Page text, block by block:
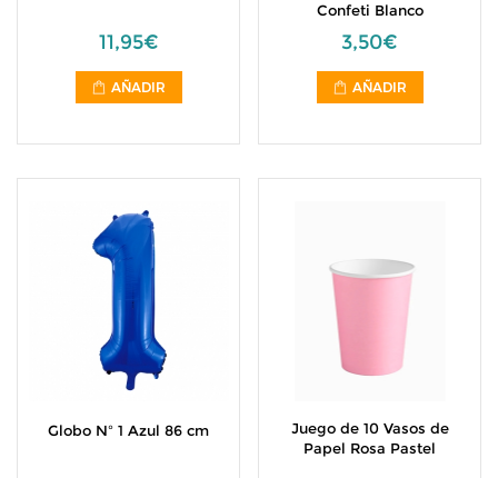
11,95€
AÑADIR
Confeti Blanco
3,50€
AÑADIR
Globo Nº 1 Azul 86 cm
Juego de 10 Vasos de
Papel Rosa Pastel